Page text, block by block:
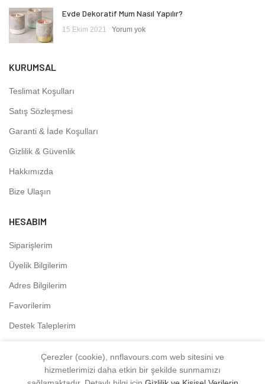
Evde Dekoratif Mum Nasıl Yapılır?
15 Ekim 2021 Yorum yok
KURUMSAL
Teslimat Koşulları
Satış Sözleşmesi
Garanti & İade Koşulları
Gizlilik & Güvenlik
Hakkımızda
Bize Ulaşın
HESABIM
Siparişlerim
Üyelik Bilgilerim
Adres Bilgilerim
Favorilerim
Destek Taleplerim
NNFLAVOURS 2021 - Tüm Hakları Saklıdır.
Çerezler (cookie), nnflavours.com web sitesini ve
hizmetlerimizi daha etkin bir şekilde sunmamızı